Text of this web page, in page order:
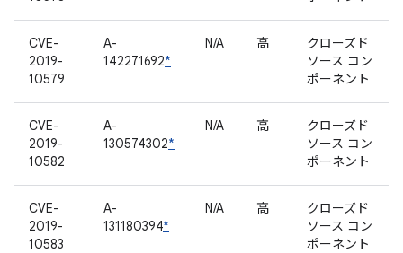
CVE-
2019-
10579
A-
142271692*
N/A 高
クローズド
ソース コン
ポーネント
CVE-
2019-
10582
A-
130574302*
N/A 高
クローズド
ソース コン
ポーネント
CVE-
2019-
10583
A-
131180394*
N/A 高
クローズド
ソース コン
ポーネント